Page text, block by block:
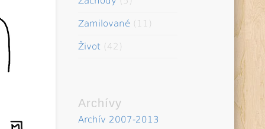
Zamilované (11)
Život(42)
Archívy
Archív 2007-2013